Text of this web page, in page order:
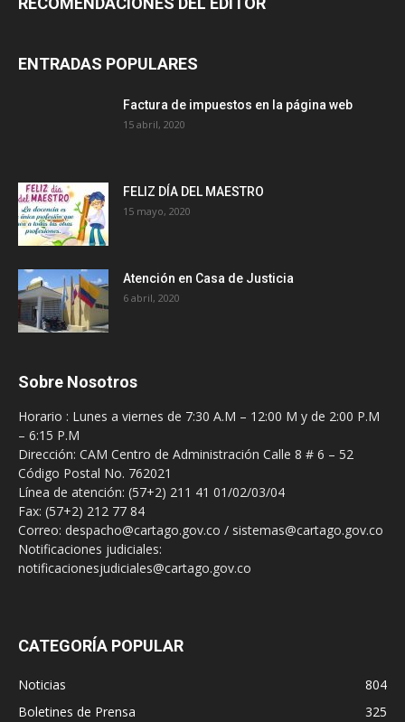
ENTRADAS POPULARES
Factura de impuestos en la página web
15 abril, 2020
FELIZ DÍA DEL MAESTRO
15 mayo, 2020
Atención en Casa de Justicia
6 abril, 2020
Sobre Nosotros
Horario : Lunes a viernes de 7:30 A.M – 12:00 M y de 2:00 P.M
– 6:15 P.M
Dirección: CAM Centro de Administración Calle 8 # 6 – 52
Código Postal No. 762021
Línea de atención: (57+2) 211 41 01/02/03/04
Fax: (57+2) 212 77 84
Correo: despacho@cartago.gov.co / sistemas@cartago.gov.co
Notificaciones judiciales:
notificacionesjudiciales@cartago.gov.co
CATEGORÍA POPULAR
Noticias
804
Boletines de Prensa
325